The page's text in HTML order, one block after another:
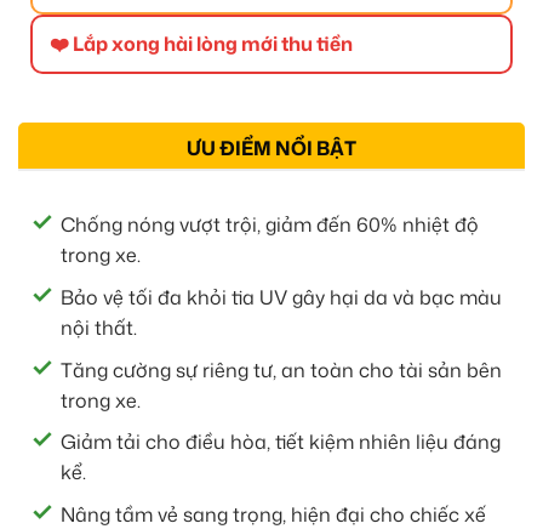
❤️ Lắp xong hài lòng mới thu tiền
ƯU ĐIỂM NỔI BẬT
Chống nóng vượt trội, giảm đến 60% nhiệt độ
trong xe.
Bảo vệ tối đa khỏi tia UV gây hại da và bạc màu
nội thất.
Tăng cường sự riêng tư, an toàn cho tài sản bên
trong xe.
Giảm tải cho điều hòa, tiết kiệm nhiên liệu đáng
kể.
Nâng tầm vẻ sang trọng, hiện đại cho chiếc xế